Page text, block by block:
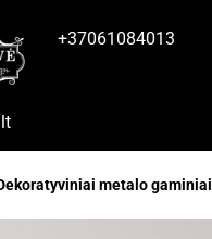
+37061084013
metalo gaminiai